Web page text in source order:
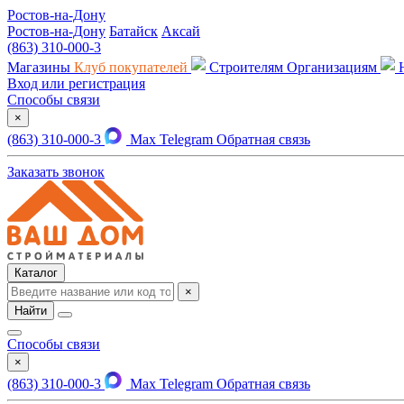
Ростов-на-Дону
Ростов-на-Дону Батайск Аксай
(863) 310-000-3
Магазины Клуб покупателей Строителям Организациям
Вход или регистрация
Способы связи
×
(863) 310-000-3 Max Telegram Обратная связь
Заказать звонок
Каталог
×
Найти
Способы связи
×
(863) 310-000-3 Max Telegram Обратная связь